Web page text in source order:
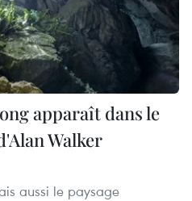
apparaît dans le
Walker
aussi le paysage